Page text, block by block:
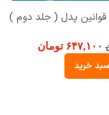
قوانین پدل ( جلد دوم )
۶۴۷,۱۰۰ تومان
خرید